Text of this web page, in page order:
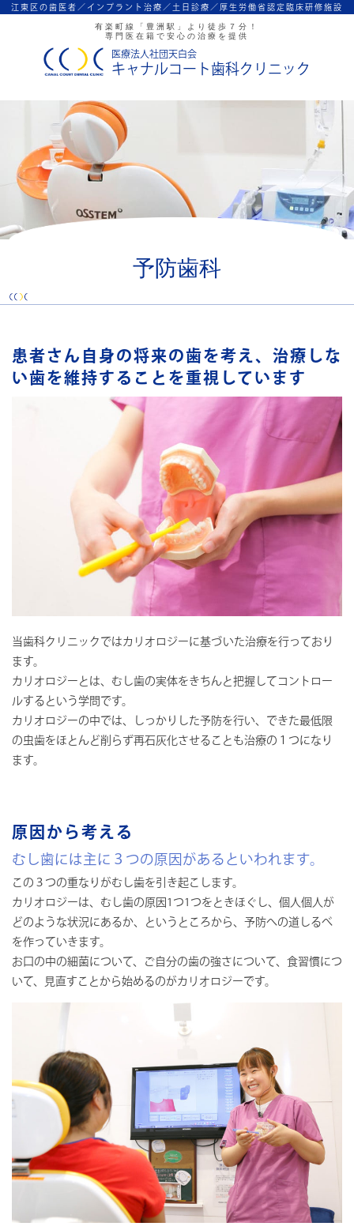
江東区の歯医者／インプラント治療／ 土日診療／厚生労働省認定臨床研修施設
有楽町線「豊洲駅」より徒歩７分！
専門医在籍で安心の治療を提供
医療法人社団天白会
キャナルコート歯科クリニック
予防歯科
患者さん自身の将来の歯を考え、治療しな
い歯を維持することを重視しています
当歯科クリニックではカリオロジーに基づいた治療を行っており
ます。
カリオロジーとは、むし歯の実体をきちんと把握してコントロー
ルするという学問です。
カリオロジーの中では、しっかりした予防を行い、できた最低限
の虫歯をほとんど削らず再石灰化させることも治療の１つになり
ます。
原因から考える
むし歯には主に３つの原因があるといわれます。
この３つの重なりがむし歯を引き起こします。
カリオロジーは、むし歯の原因1つ1つをときほぐし、個人個人が
どのような状況にあるか、というところから、予防への道しるべ
を作っていきます。
お口の中の細菌について、ご自分の歯の強さについて、食習慣につ
いて、見直すことから始めるのがカリオロジーです。